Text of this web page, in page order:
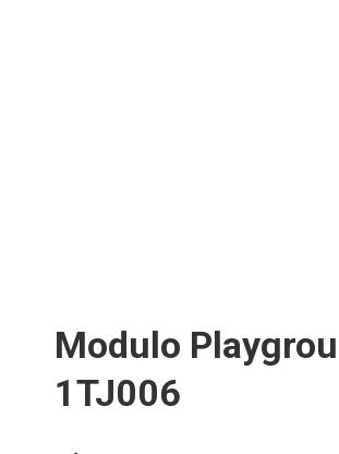
Modulo
1TJ006